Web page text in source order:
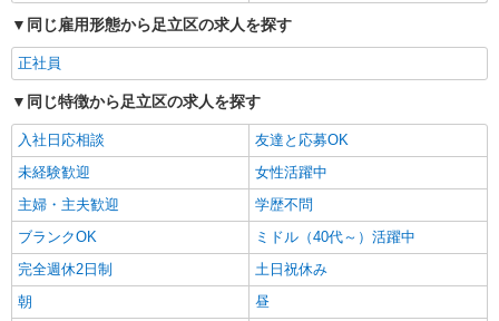
キープ
アルバイト
株式会社フルキャスト東京支社/EA0401G-5Z
仕分け・シール貼りなどの簡単軽作業
時給1600円〜1800円（22:00〜翌5:00の深夜手
当で時給UP） ※給与幅は経験・能力による
東京都足立区
詳細を見る
アルバイト
同じ雇用形態から足立区の求人を探す
正社員
同じ特徴から足立区の求人を探す
入社日応相談
友達と応募OK
未経験歓迎
女性活躍中
主婦・主夫歓迎
学歴不問
ブランクOK
ミドル（40代～）活躍中
完全週休2日制
土日祝休み
朝
昼